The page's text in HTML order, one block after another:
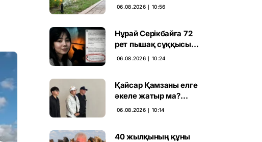
жүйемен суарылады
06.08.2026 ∣ 10:56
Нұрай Серікбайға 72
рет пышақ сұққысы
келгенін жазған адам
06.08.2026 ∣ 10:24
Қайсар Қамзаны елге
әкеле жатыр ма?
Атышулы Блогер
06.08.2026 ∣ 10:14
40 жылқының құны